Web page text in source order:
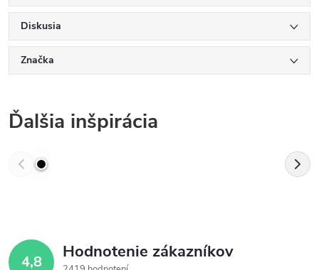
Diskusia
Značka
Ďalšia inšpirácia
4,8 Hodnotenie zákazníkov